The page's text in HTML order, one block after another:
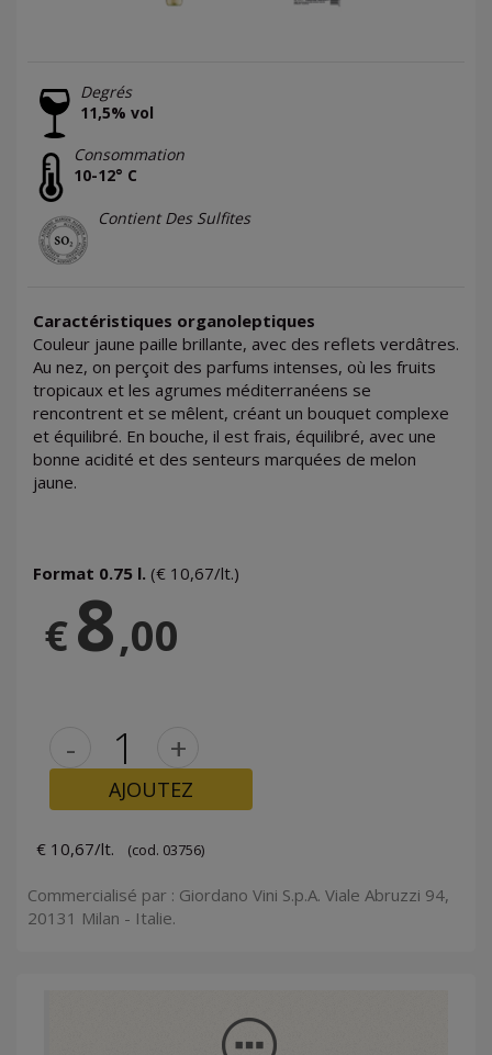
Degrés
11,5% vol
Consommation
10-12° C
Contient Des Sulfites
Caractéristiques organoleptiques
Couleur jaune paille brillante, avec des reflets verdâtres.
Au nez, on perçoit des parfums intenses, où les fruits
tropicaux et les agrumes méditerranéens se
rencontrent et se mêlent, créant un bouquet complexe
et équilibré. En bouche, il est frais, équilibré, avec une
bonne acidité et des senteurs marquées de melon
jaune.
Format 0.75 l. (€ 10,67/lt.)
€8,00
- +
AJOUTEZ
€ 10,67/lt. (cod. 03756)
Commercialisé par : Giordano Vini S.p.A. Viale Abruzzi 94,
20131 Milan - Italie.